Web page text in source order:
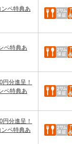
ペ特典あ
ペ特典あ
分進呈！
ペ特典あ
分進呈！
ペ特典あ